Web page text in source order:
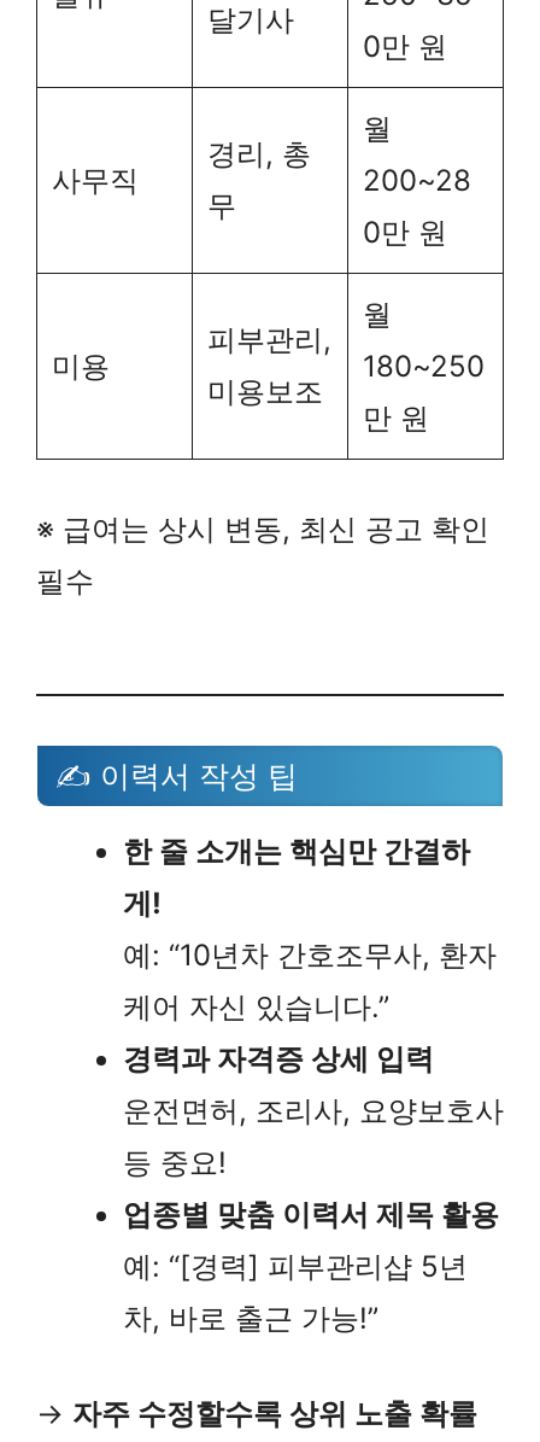
달기사
0만 원
사무직
경리, 총
무
월
200~28
0만 원
미용
피부관리,
미용보조
월
180~250
만 원
※ 급여는 상시 변동, 최신 공고 확인
필수
✍ 이력서 작성 팁
한 줄 소개는 핵심만 간결하
게!
예: “10년차 간호조무사, 환자
케어 자신 있습니다.”
경력과 자격증 상세 입력
운전면허, 조리사, 요양보호사
등 중요!
업종별 맞춤 이력서 제목 활용
예: “[경력] 피부관리샵 5년
차, 바로 출근 가능!”
→ 자주 수정할수록 상위 노출 확률